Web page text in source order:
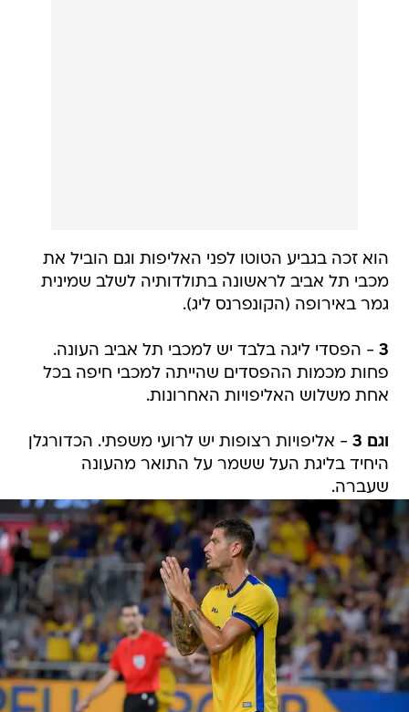
הוא זכה בגביע הטוטו לפני האליפות וגם הוביל את
מכבי תל אביב לראשונה בתולדותיה לשלב שמינית
גמר באירופה (הקונפרנס ליג).
3 - הפסדי ליגה בלבד יש למכבי תל אביב העונה.
פחות מכמות ההפסדים שהייתה למכבי חיפה בכל
אחת משלוש האליפויות האחרונות.
וגם 3
- אליפויות רצופות יש לרועי משפתי. הכדורגלן
היחיד בליגת העל ששמר על התואר מהעונה
שעברה.